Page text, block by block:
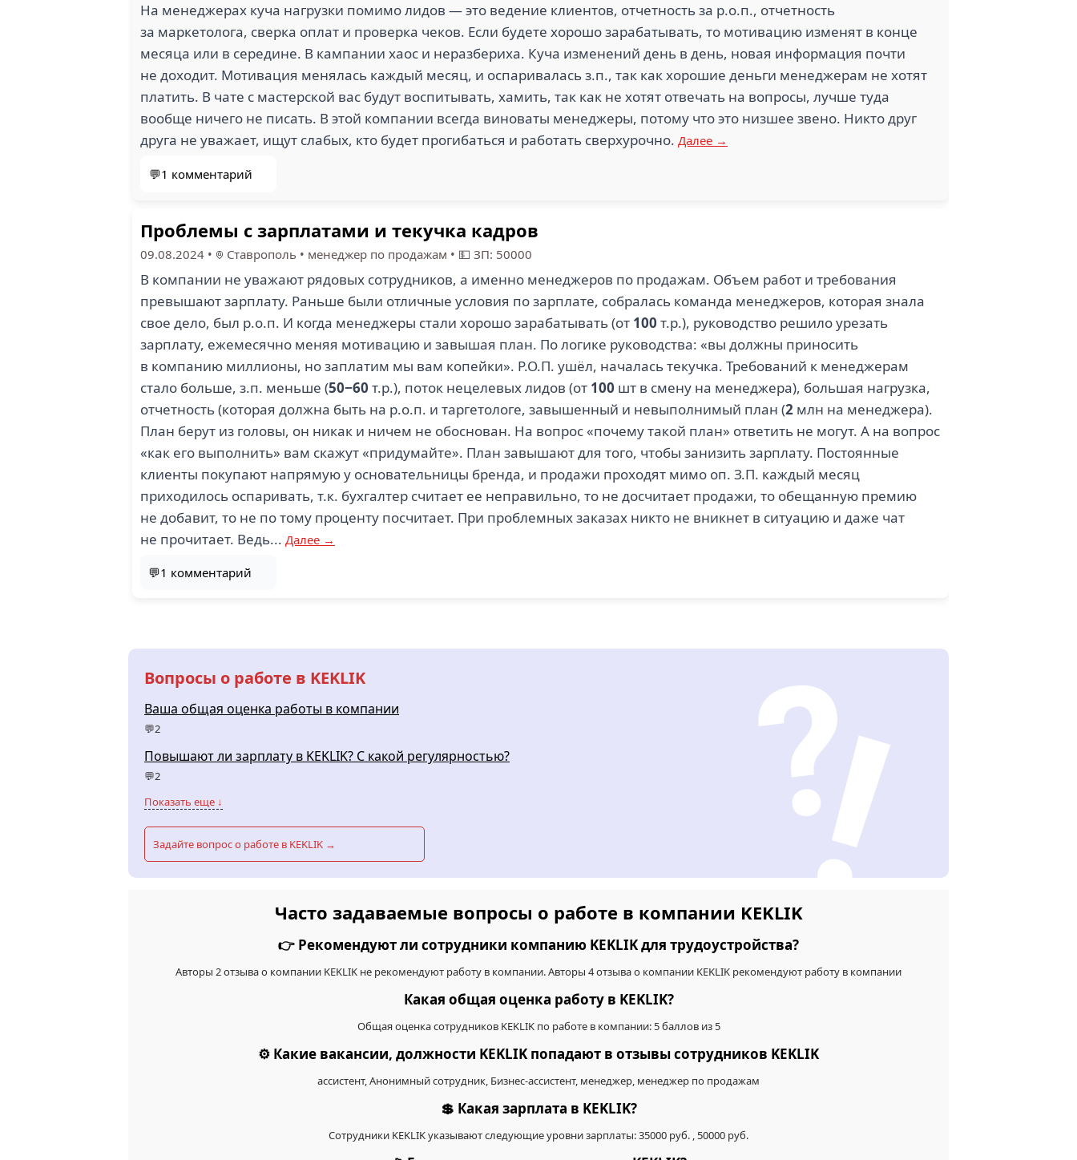
На менеджерах куча нагрузки помимо лидов — это ведение клиентов, отчетность за р.о.п., отчетность
за маркетолога, сверка оплат и проверка чеков. Если будете хорошо зарабатывать, то мотивацию изменят в конце
месяца или в середине. В кампании хаос и неразбериха. Куча изменений день в день, новая информация почти
не доходит. Мотивация менялась каждый месяц, и оспаривалась з.п., так как хорошие деньги менеджерам не хотят
платить. В чате с мастерской вас будут воспитывать, хамить, так как не хотят отвечать на вопросы, лучше туда
вообще ничего не писать. В этой компании всегда виноваты менеджеры, потому что это низшее звено. Никто друг
друга не уважает, ищут слабых, кто будет прогибаться и работать сверхурочно. Далее →
💬1 комментарий
Проблемы с зарплатами и текучка кадров
09.08.2024 • Ставрополь • менеджер по продажам • 💵 ЗП: 50000
В компании не уважают рядовых сотрудников, а именно менеджеров по продажам. Объем работ и требования
превышают зарплату. Раньше были отличные условия по зарплате, собралась команда менеджеров, которая знала
свое дело, был р.о.п. И когда менеджеры стали хорошо зарабатывать (от 100 т.р.), руководство решило урезать
зарплату, ежемесячно меняя мотивацию и завышая план. По логике руководства: «вы должны приносить
в компанию миллионы, но заплатим мы вам копейки». Р.О.П. ушёл, началась текучка. Требований к менеджерам
стало больше, з.п. меньше (50−60 т.р.), поток нецелевых лидов (от 100 шт в смену на менеджера), большая нагрузка,
отчетность (которая должна быть на р.о.п. и таргетологе, завышенный и невыполнимый план (2 млн на менеджера).
План берут из головы, он никак и ничем не обоснован. На вопрос «почему такой план» ответить не могут. А на вопрос
«как его выполнить» вам скажут «придумайте». План завышают для того, чтобы занизить зарплату. Постоянные
клиенты покупают напрямую у основательницы бренда, и продажи проходят мимо оп. З.П. каждый месяц
приходилось оспаривать, т.к. бухгалтер считает ее неправильно, то не досчитает продажи, то обещанную премию
не добавит, то не по тому проценту посчитает. При проблемных заказах никто не вникнет в ситуацию и даже чат
не прочитает. Ведь... Далее →
💬1 комментарий
Вопросы о работе в KEKLIK
Ваша общая оценка работы в компании
💬2
Повышают ли зарплату в KEKLIK? С какой регулярностью?
💬2
Показать еще ↓
Задайте вопрос о работе в KEKLIK →
Часто задаваемые вопросы о работе в компании KEKLIK
👉 Рекомендуют ли сотрудники компанию KEKLIK для трудоустройства?
Авторы 2 отзыва о компании KEKLIK не рекомендуют работу в компании. Авторы 4 отзыва о компании KEKLIK рекомендуют работу в компании
Какая общая оценка работу в KEKLIK?
Общая оценка сотрудников KEKLIK по работе в компании: 5 баллов из 5
⚙️ Какие вакансии, должности KEKLIK попадают в отзывы сотрудников KEKLIK
ассистент, Анонимный сотрудник, Бизнес-ассистент, менеджер, менеджер по продажам
💲 Какая зарплата в KEKLIK?
Сотрудники KEKLIK указывают следующие уровни зарплаты: 35000 руб. , 50000 руб.